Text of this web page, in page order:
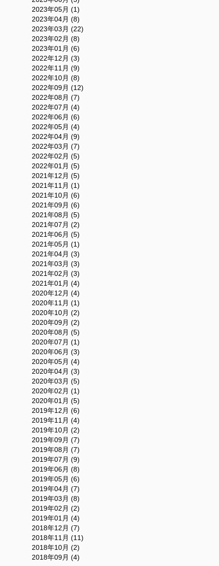
2023年05月 (1)
2023年04月 (8)
2023年03月 (22)
2023年02月 (8)
2023年01月 (6)
2022年12月 (3)
2022年11月 (9)
2022年10月 (8)
2022年09月 (12)
2022年08月 (7)
2022年07月 (4)
2022年06月 (6)
2022年05月 (4)
2022年04月 (9)
2022年03月 (7)
2022年02月 (5)
2022年01月 (5)
2021年12月 (5)
2021年11月 (1)
2021年10月 (6)
2021年09月 (6)
2021年08月 (5)
2021年07月 (2)
2021年06月 (5)
2021年05月 (1)
2021年04月 (3)
2021年03月 (3)
2021年02月 (3)
2021年01月 (4)
2020年12月 (4)
2020年11月 (1)
2020年10月 (2)
2020年09月 (2)
2020年08月 (5)
2020年07月 (1)
2020年06月 (3)
2020年05月 (4)
2020年04月 (3)
2020年03月 (5)
2020年02月 (1)
2020年01月 (5)
2019年12月 (6)
2019年11月 (4)
2019年10月 (2)
2019年09月 (7)
2019年08月 (7)
2019年07月 (9)
2019年06月 (8)
2019年05月 (6)
2019年04月 (7)
2019年03月 (8)
2019年02月 (2)
2019年01月 (4)
2018年12月 (7)
2018年11月 (11)
2018年10月 (2)
2018年09月 (4)